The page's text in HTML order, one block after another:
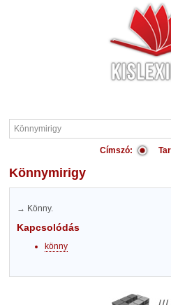
Címszó:
Könnymirigy
→ Könny.
Kapcsolódás
könny